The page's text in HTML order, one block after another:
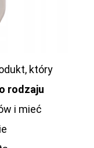
który
rodzaju
i mieć